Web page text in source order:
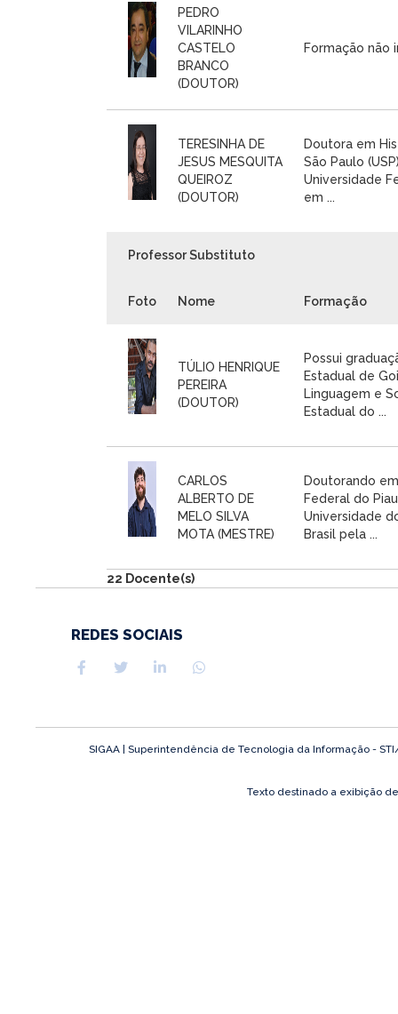
PEDRO
VILARINHO
CASTELO
BRANCO
(DOUTOR)
Formação não
TERESINHA DE
JESUS MESQUITA
QUEIROZ
(DOUTOR)
Doutora em
São Paulo
Universidade
em ...
Professor Substituto
Foto Nome Formação
TÚLIO HENRIQUE
PEREIRA
(DOUTOR)
Possui
Estadual de
Linguagem e
Estadual do ...
CARLOS
ALBERTO DE
MELO SILVA
MOTA (MESTRE)
Doutorando
Federal do
Universidade
Brasil pela ...
22 Docente(s)
REDES SOCIAIS
SIGAA | Superintendência de Tecnologia da Informação -
Texto destinado a exibição